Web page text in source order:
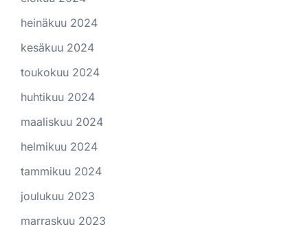
heinäkuu 2024
kesäkuu 2024
toukokuu 2024
huhtikuu 2024
maaliskuu 2024
helmikuu 2024
tammikuu 2024
joulukuu 2023
marraskuu 2023